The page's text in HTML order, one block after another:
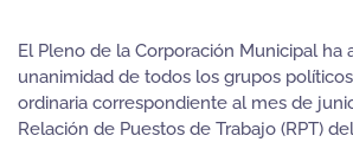
El Pleno de la Corporación Municipal ha
unanimidad de todos los grupos
ordinaria correspondiente al mes de
Relación de Puestos de Trabajo (RPT)